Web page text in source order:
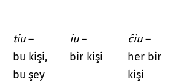
tiu–
bu kişi,
bu şey
iu–
bir kişi
ĉiu–
her bir
kişi